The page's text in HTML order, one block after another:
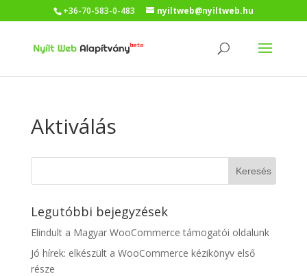
+36-70-583-0-483 nyiltweb@nyiltweb.hu
Aktiválás
Legutóbbi bejegyzések
Elindult a Magyar WooCommerce támogatói oldalunk
Jó hírek: elkészült a WooCommerce kézikönyv első
része